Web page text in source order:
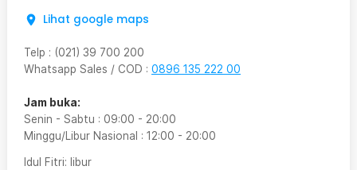
Lihat google maps
Telp : (021) 39 700 200
Whatsapp Sales / COD : 0896 135 222 00
Jam buka:
Senin - Sabtu : 09:00 - 20:00
Minggu/Libur Nasional : 12:00 - 20:00
Idul Fitri: libur